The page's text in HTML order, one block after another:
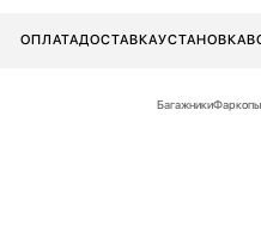
ОПЛАТАДОСТАВКАУСТАНОВКА
БагажникиФаркопы